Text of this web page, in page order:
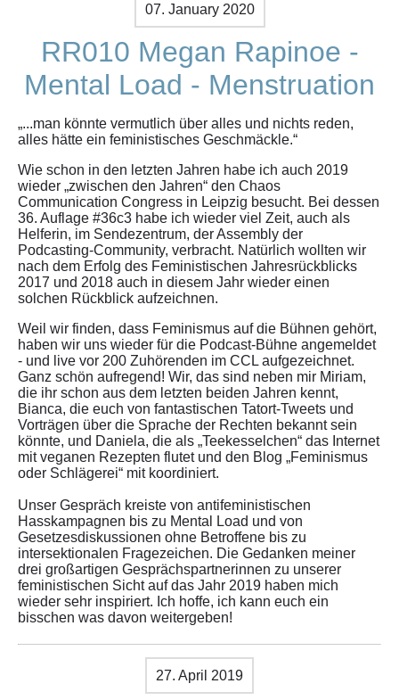
07. January 2020
RR010 Megan Rapinoe -
Mental Load - Menstruation
„...man könnte vermutlich über alles und nichts reden,
alles hätte ein feministisches Geschmäckle.“
Wie schon in den letzten Jahren habe ich auch 2019
wieder „zwischen den Jahren“ den Chaos
Communication Congress in Leipzig besucht. Bei dessen
36. Auflage #36c3 habe ich wieder viel Zeit, auch als
Helferin, im Sendezentrum, der Assembly der
Podcasting-Community, verbracht. Natürlich wollten wir
nach dem Erfolg des Feministischen Jahresrückblicks
2017 und 2018 auch in diesem Jahr wieder einen
solchen Rückblick aufzeichnen.
Weil wir finden, dass Feminismus auf die Bühnen gehört,
haben wir uns wieder für die Podcast-Bühne angemeldet
- und live vor 200 Zuhörenden im CCL aufgezeichnet.
Ganz schön aufregend! Wir, das sind neben mir Miriam,
die ihr schon aus dem letzten beiden Jahren kennt,
Bianca, die euch von fantastischen Tatort-Tweets und
Vorträgen über die Sprache der Rechten bekannt sein
könnte, und Daniela, die als „Teekesselchen“ das Internet
mit veganen Rezepten flutet und den Blog „Feminismus
oder Schlägerei“ mit koordiniert.
Unser Gespräch kreiste von antifeministischen
Hasskampagnen bis zu Mental Load und von
Gesetzesdiskussionen ohne Betroffene bis zu
intersektionalen Fragezeichen. Die Gedanken meiner
drei großartigen Gesprächspartnerinnen zu unserer
feministischen Sicht auf das Jahr 2019 haben mich
wieder sehr inspiriert. Ich hoffe, ich kann euch ein
bisschen was davon weitergeben!
27. April 2019